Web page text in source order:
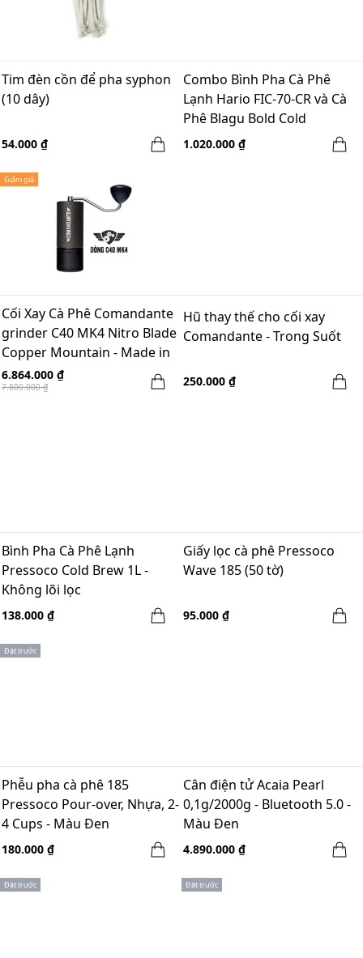
Tim đèn cồn để pha syphon
(10 dây)
54.000 ₫
Combo Bình Pha Cà Phê
Lạnh Hario FIC-70-CR và Cà
Phê Blagu Bold Cold
1.020.000 ₫
Giảm giá
Cối Xay Cà Phê Comandante
grinder C40 MK4 Nitro Blade
Copper Mountain - Made in
Germany
6.864.000 ₫
7.800.000 ₫
Hũ thay thế cho cối xay
Comandante - Trong Suốt
250.000 ₫
Bình Pha Cà Phê Lạnh
Pressoco Cold Brew 1L -
Không lõi lọc
138.000 ₫
Giấy lọc cà phê Pressoco
Wave 185 (50 tờ)
95.000 ₫
Đặt trước
Phễu pha cà phê 185
Pressoco Pour-over, Nhựa, 2-
4 Cups - Màu Đen
180.000 ₫
Cân điện tử Acaia Pearl
0,1g/2000g - Bluetooth 5.0 -
Màu Đen
4.890.000 ₫
Đặt trước Đặt trước